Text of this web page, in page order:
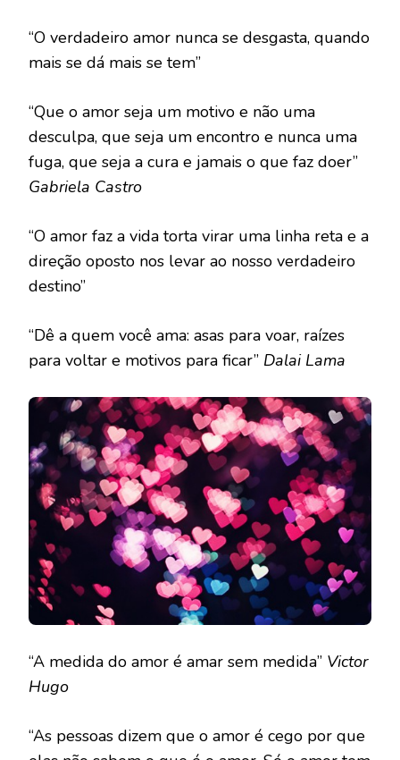
“O verdadeiro amor nunca se desgasta, quando
mais se dá mais se tem”
“Que o amor seja um motivo e não uma
desculpa, que seja um encontro e nunca uma
fuga, que seja a cura e jamais o que faz doer”
Gabriela Castro
“O amor faz a vida torta virar uma linha reta e a
direção oposto nos levar ao nosso verdadeiro
destino”
“Dê a quem você ama: asas para voar, raízes
para voltar e motivos para ficar” Dalai Lama
“A medida do amor é amar sem medida” Victor
Hugo
“As pessoas dizem que o amor é cego por que